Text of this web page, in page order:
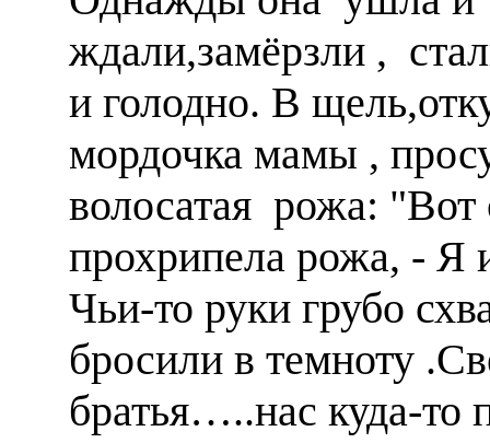
ждали,замёрзли ,
и голодно. В
мордочка мамы ,
волосатая рожа: "Вот
прохрипела рожа, -
Чьи-то руки грубо
бросили в темноту
братья…..нас куда-то